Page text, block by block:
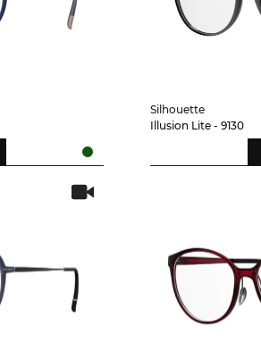
Silhouette
Illusion Lite - 9130